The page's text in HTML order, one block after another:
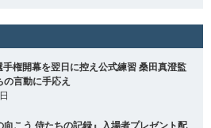
権開幕を翌日に控え公式練習 桑田真澄監
の言動に手応え